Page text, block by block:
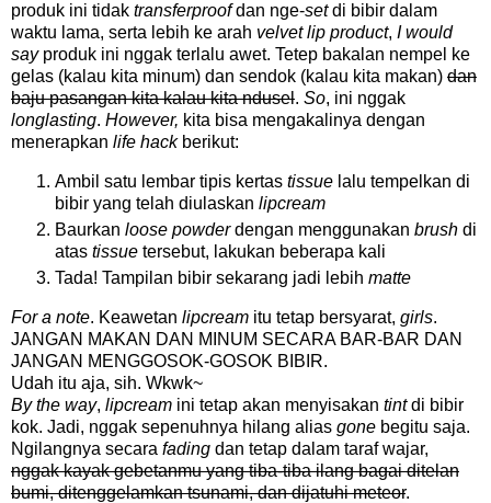
produk ini tidak transferproofdan nge-setdi bibir dalam
waktu lama, serta lebih ke arah velvet lip product, I would
sayproduk ini nggak terlalu awet. Tetep bakalan nempel ke
gelas (kalau kita minum) dan sendok (kalau kita makan) dan
baju pasangan kita kalau kita ndusel. So, ini nggak
longlasting. However, kita bisa mengakalinya dengan
menerapkan life hack berikut:
Ambil satu lembar tipis kertas tissue lalu tempelkan di
bibir yang telah diulaskan lipcream
Baurkan loose powderdengan menggunakan brush di
atas tissue tersebut, lakukan beberapa kali
Tada! Tampilan bibir sekarang jadi lebih matte
For a note. Keawetan lipcream itu tetap bersyarat, girls.
JANGAN MAKAN DAN MINUM SECARA BAR-BAR DAN
JANGAN MENGGOSOK-GOSOK BIBIR.
Udah itu aja, sih. Wkwk~
By the way, lipcream ini tetap akan menyisakan tintdi bibir
kok. Jadi, nggak sepenuhnya hilang alias gone begitu saja.
Ngilangnya secara fading dan tetap dalam taraf wajar,
nggak kayak gebetanmu yang tiba-tiba ilang bagai ditelan
bumi, ditenggelamkan tsunami, dan dijatuhi meteor.